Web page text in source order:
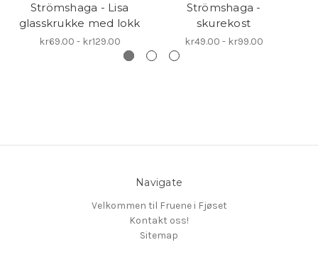
Strömshaga - Lisa
glasskrukke med lokk
kr69.00 - kr129.00
Strömshaga -
skurekost
kr49.00 - kr99.00
Navigate
Velkommen til Fruene i Fjøset
Kontakt oss!
Sitemap